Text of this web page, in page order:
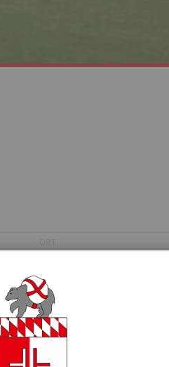
Sportplatz neben dem